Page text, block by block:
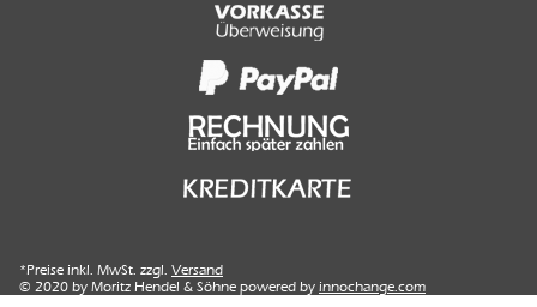
*Preise inkl. MwSt. zzgl. Versand
© 2020 by Moritz Hendel & Söhne powered by innochange.com